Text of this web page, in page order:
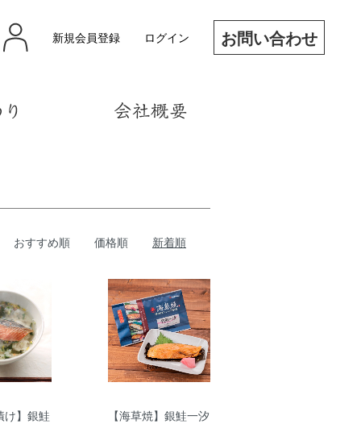
新規会員登録 ログイン お問い合わせ
おすすめ順 価格順 新着順
け】銀鮭
【海草焼】銀鮭一汐